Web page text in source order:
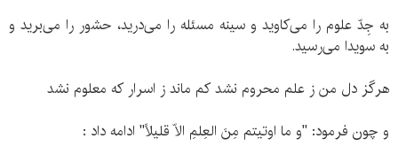
به جِدّ علوم را می‌کاوید و سینه مسئله را می‌درید، حشور را می‌برید و
به سویدا می‌رسید.
هرگز دل من ز علم محروم نشد کم ماند ز اسرار که معلوم نشد
و چون فرمود: "و ما اوتیتم مِنَ العِلمِ الّا قلیلاً" ادامه داد :